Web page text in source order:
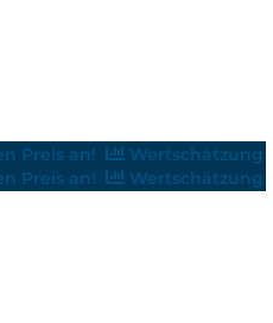
Preis an!
Wertschätzung
Preis an! Wertschätzung